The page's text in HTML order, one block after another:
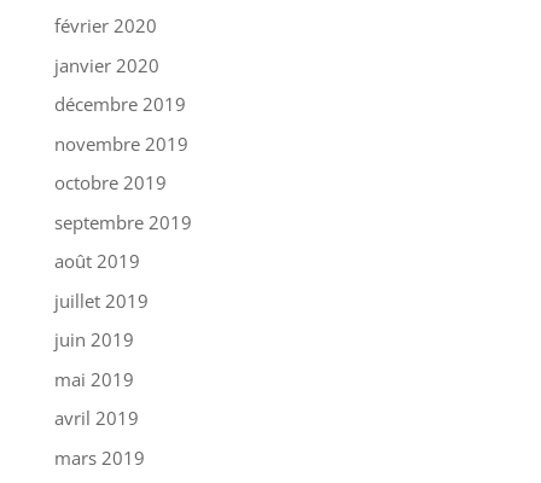
février 2020
janvier 2020
décembre 2019
novembre 2019
octobre 2019
septembre 2019
août 2019
juillet 2019
juin 2019
mai 2019
avril 2019
mars 2019